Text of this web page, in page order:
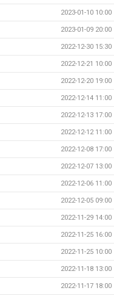
2023-01-10 10:00
2023-01-09 20:00
2022-12-30 15:30
2022-12-21 10:00
2022-12-20 19:00
2022-12-14 11:00
2022-12-13 17:00
2022-12-12 11:00
2022-12-08 17:00
2022-12-07 13:00
2022-12-06 11:00
2022-12-05 09:00
2022-11-29 14:00
2022-11-25 16:00
2022-11-25 10:00
2022-11-18 13:00
2022-11-17 18:00